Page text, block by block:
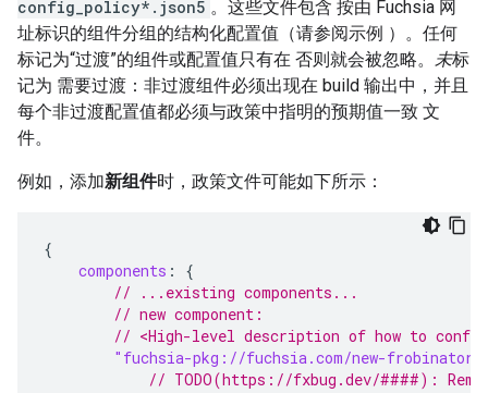
config_policy*.json5 。这些文件包含 按由 Fuchsia 网
址标识的组件分组的结构化配置值（请参阅示例 ）。任何
标记为“过渡”的组件或配置值只有在 否则就会被忽略。 未标
记为 需要过渡：非过渡组件必须出现在 build 输出中，并且
每个非过渡配置值都必须与政策中指明的预期值一致 文
件。
例如，添加新组件时，政策文件可能如下所示：
{
components :
{
// ...existing components...
// new component:
// <High-level description of how to
"fuchsia-pkg://fuchsia.com/new-
// TODO(https://fxbug.dev/####):